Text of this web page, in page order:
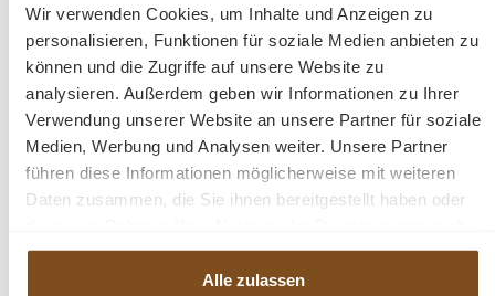
Wir verwenden Cookies, um Inhalte und Anzeigen zu
personalisieren, Funktionen für soziale Medien anbieten zu
können und die Zugriffe auf unsere Website zu
analysieren. Außerdem geben wir Informationen zu Ihrer
Verwendung unserer Website an unsere Partner für soziale
Medien, Werbung und Analysen weiter. Unsere Partner
führen diese Informationen möglicherweise mit weiteren
Daten zusammen, die Sie ihnen bereitgestellt haben oder
haben.
Alle zulassen
Abbildung.
Abmessungen:Die Abmessungen sehen Sie in den
Bildern.
Gerne bieten wir viele Tischplatten an, die perfekt zu
diesen Gestelle zusammenpassen. Sie können sowohl
anschauen.